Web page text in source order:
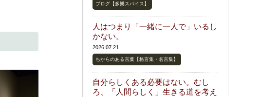
ブログ【多樂スパイス】
人はつまり「一緒に一人で」いるし
かない。
2026.07.21
ちからのある言葉【格言集・名言集】
自分らしくある必要はない。むし
ろ、「人間らしく」生きる道を考え